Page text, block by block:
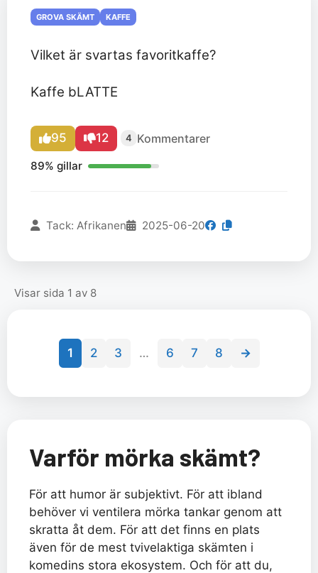
GROVA SKÄMT KAFFE
Vilket är svartas favoritkaffe?
Kaffe bLATTE
95 12 4 Kommentarer
89% gillar
Tack: Afrikanen 2025-06-20
Visar sida 1 av 8
1 2 3 … 6 7 8 →
Varför mörka skämt?
För att humor är subjektivt. För att ibland
behöver vi ventilera mörka tankar genom att
skratta åt dem. För att det finns en plats
även för de mest tvivelaktiga skämten i
komedins stora ekosystem. Och för att du,